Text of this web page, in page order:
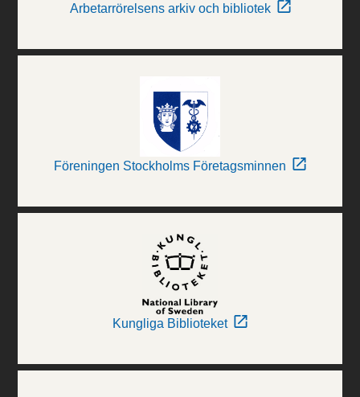
Arbetarrörelsens arkiv och bibliotek
Föreningen Stockholms Företagsminnen
Kungliga Biblioteket